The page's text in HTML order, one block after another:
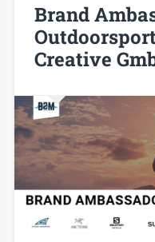
Brand
Creative